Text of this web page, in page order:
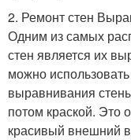
2. Ремонт стен
Одним из самых
стен является их
можно
выравнивания
потом краской. Это
красивый внешний